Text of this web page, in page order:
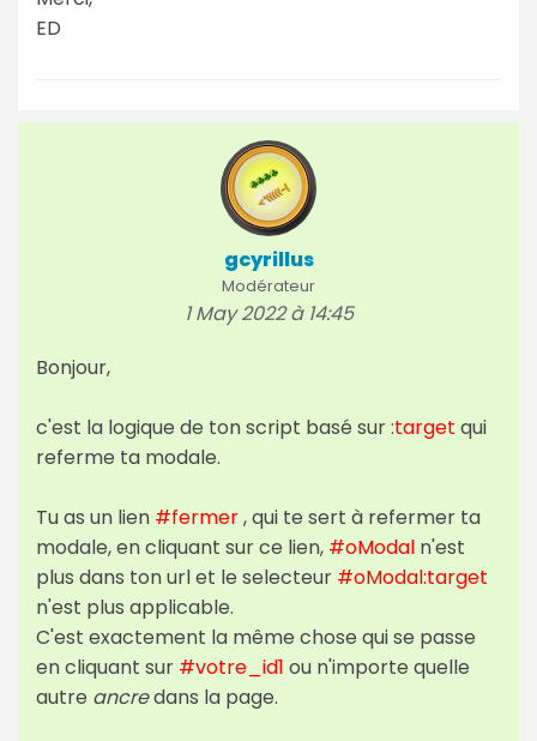
ED
gcyrillus
Modérateur
1 May 2022 à 14:45
Bonjour,
c'est la logique de ton script basé sur:target qui
referme ta modale.
Tu as un lien #fermer, qui te sert à refermer ta
modale, en cliquant sur ce lien, #oModal n'est
plus dans ton url et le selecteur #oModal:target
n'est plus applicable.
C'est exactement la même chose qui se passe
en cliquant sur #votre_id1 ou n'importe quelle
autre ancredans la page.